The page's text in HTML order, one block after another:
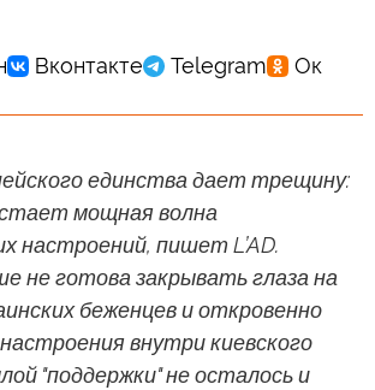
единства дает трещину:
мощная волна
настроений, пишет L’AD.
не готова закрывать глаза на
беженцев и откровенно
внутри киевского
"поддержки" не осталось и